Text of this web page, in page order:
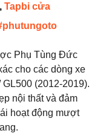
, Tapbi cửa
Phụ Tùng Đức
cho các dòng xe
(2012-2019).
nội thất và đảm
hoạt động mượt